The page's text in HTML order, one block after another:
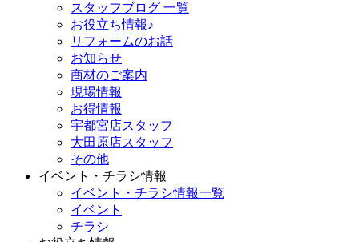
スタッフブログ 一覧
お役立ち情報♪
リフォームのお話
お知らせ
商材のご案内
現場情報
お得情報
宇都宮店スタッフ
大田原店スタッフ
その他
イベント・チラシ情報
イベント・チラシ情報一覧
イベント
チラシ